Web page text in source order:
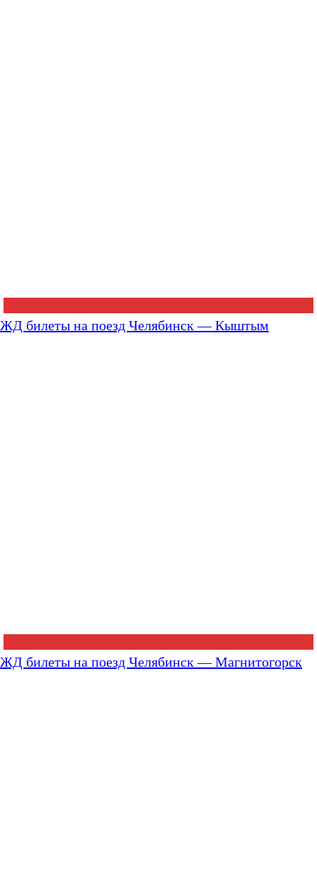
ЖД билеты на поезд Челябинск — Кыштым
ЖД билеты на поезд Челябинск — Магнитогорск